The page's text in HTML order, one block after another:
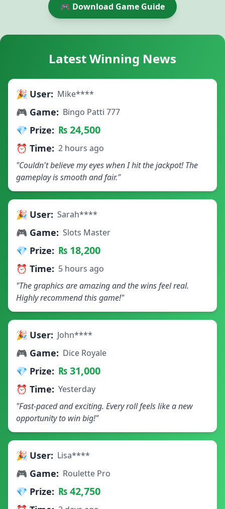
🎮 Download Game Guide
Latest Winning News
🎉 User: Mike****
🎮 Game: Bingo Patti 777
💎 Prize: ₨ 24,500
⏰ Time: 2 hours ago
"Couldn't believe my eyes when I hit the jackpot! The
gameplay is smooth and fair."
🎉 User: Sarah****
🎮 Game: Slots Master
💎 Prize: ₨ 18,200
⏰ Time: 5 hours ago
"The graphics are amazing and the wins feel real.
Highly recommend this game!"
🎉 User: John****
🎮 Game: Dice Royale
💎 Prize: ₨ 31,000
⏰ Time: Yesterday
"Fast-paced and exciting. Every roll feels like a new
opportunity to win big!"
🎉 User: Lisa****
🎮 Game: Roulette Pro
💎 Prize: ₨ 42,750